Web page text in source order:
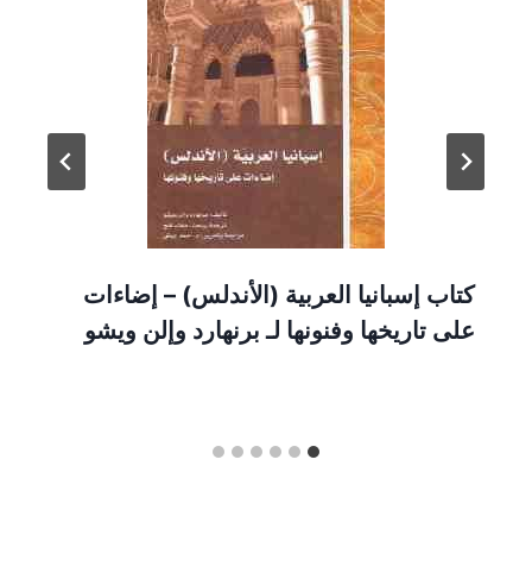
كتاب إسبانيا العربية (الأندلس) – إضاءات
على تاريخها وفنونها لـ برنهارد وإلن ويشو